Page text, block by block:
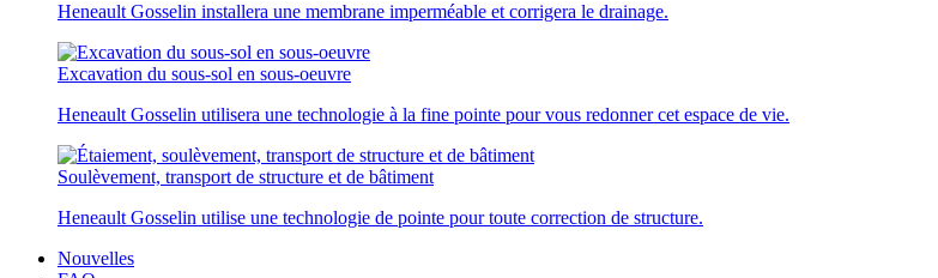
Heneault Gosselin installera une membrane imperméable et corrigera le drainage.
Excavation du sous-sol en sous-oeuvre
Heneault Gosselin utilisera une technologie à la fine pointe pour vous redonner cet espace de vie.
Soulèvement, transport de structure et de bâtiment
Heneault Gosselin utilise une technologie de pointe pour toute correction de structure.
Nouvelles